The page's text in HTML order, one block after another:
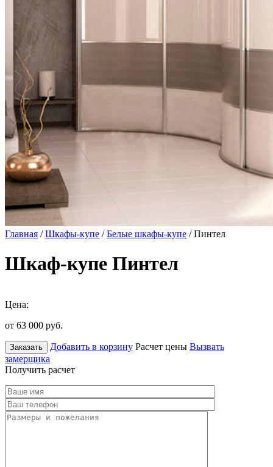
Главная /Шкафы-купе /Белые шкафы-купе / Пинтел
Шкаф-купе Пинтел
Цена:
от 63 000 руб.
Заказать Добавить в корзину Расчет цены Вызвать
замерщика
Получить расчет